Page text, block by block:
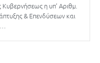
η υπ’ Αριθμ.
& Επενδύσεων και